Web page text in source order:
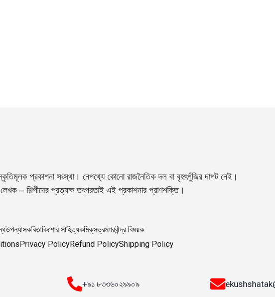
প্রকাশনা সংস্থা। নেপথ্যে কোনো রাজনৈতিক দল বা বৃহৎপুঁজির দাপট নেই।
– শিল্পীদের প্রত্যক্ষ তৎপরতাই এই প্রকাশনার প্রাণশক্তি।
উপন্যাসকবিতাকিশোর সাহিত্যকমিক্‌সভ্রমণরবীন্দ্র বিষয়ক
Privacy PolicyRefund PolicyShipping Policy
+৯১ ৮৩৩৬০২৯৯০৯